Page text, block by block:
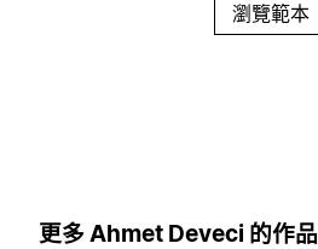
瀏覽範本
更多 Ahmet Deveci 的作品